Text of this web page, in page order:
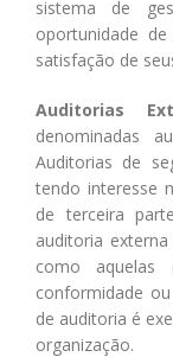
sistema de
oportunidade
satisfação de
Auditorias
denominadas
Auditorias de
tendo interesse
de terceira
auditoria
como aquelas
conformidade
de auditoria é
organização.